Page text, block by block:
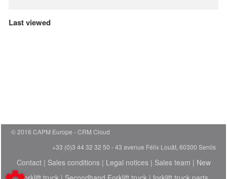
Last viewed
© 2016 CAPM Europe
CRM Cloud
+33 (0)3 44 32 32 50 - 43 avenue Félix Louât, 60300 Senlis
Contact| Sales conditions| Legal notices| Sales team | New